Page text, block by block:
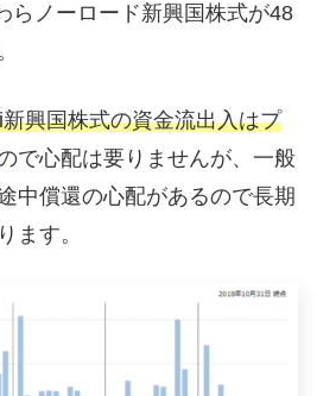
らノーロード新興国株式が48
興国株式の資金流出入はプ
で心配は要りませんが、一般
中償還の心配があるので長期
ます。